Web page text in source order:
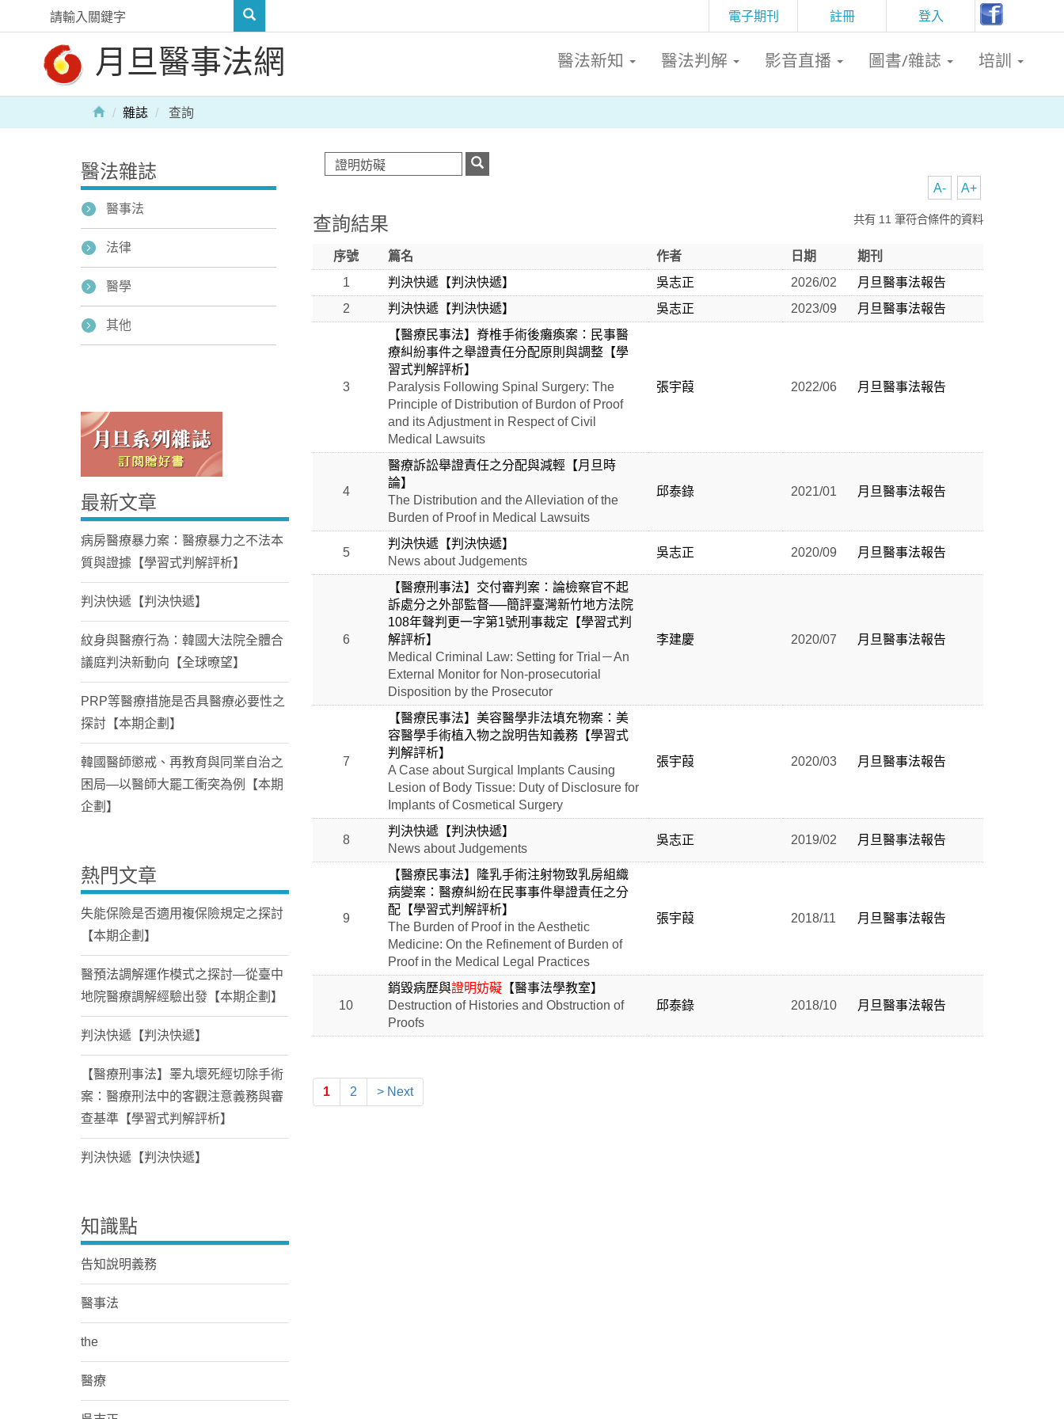
註冊 登入
電子期刊
月旦醫事法網 醫法新知 醫法判解 影音直播 圖書/雜誌 培訓
Home
雜誌 查詢
A+
A-
查詢結果 共有 11 筆符合條件的資料
序號 篇名 作者 日期
期刊
1
判決快遞【判決快遞】 吳志正 2026/02
月旦醫事法報告
2
判決快遞【判決快遞】 吳志正 2023/09 月旦醫事法報告
3
【醫療民事法】脊椎手術後癱瘓案：民事醫
療糾紛事件之舉證責任分配原則與調整【學
習式判解評析】
Paralysis Following Spinal Surgery: The
Principle of Distribution of Burdon of Proof
and its Adjustment in Respect of Civil
Medical Lawsuits
張宇葭 2022/06 月旦醫事法報告
4
醫療訴訟舉證責任之分配與減輕【月旦時
論】
The Distribution and the Alleviation of the
Burden of Proof in Medical Lawsuits
邱泰錄 2021/01 月旦醫事法報告
5
判決快遞【判決快遞】
News about Judgements
吳志正 2020/09 月旦醫事法報告
6
【醫療刑事法】交付審判案：論檢察官不起
訴處分之外部監督──簡評臺灣新竹地方法院
108年聲判更一字第1號刑事裁定【學習式判
解評析】
Medical Criminal Law: Setting for Trial－An
External Monitor for Non-prosecutorial
Disposition by the Prosecutor
李建慶 2020/07 月旦醫事法報告
7
【醫療民事法】美容醫學非法填充物案：美
容醫學手術植入物之說明告知義務【學習式
判解評析】
A Case about Surgical Implants Causing
Lesion of Body Tissue: Duty of Disclosure for
Implants of Cosmetical Surgery
張宇葭 2020/03 月旦醫事法報告
8
判決快遞【判決快遞】
News about Judgements
吳志正 2019/02 月旦醫事法報告
9
【醫療民事法】隆乳手術注射物致乳房組織
病變案：醫療糾紛在民事事件舉證責任之分
配【學習式判解評析】
The Burden of Proof in the Aesthetic
Medicine: On the Refinement of Burden of
Proof in the Medical Legal Practices
張宇葭 2018/11 月旦醫事法報告
10
銷毀病歷與證明妨礙【醫事法學教室】
Destruction of Histories and Obstruction of
Proofs
邱泰錄 2018/10 月旦醫事法報告
1 2 > Next
醫法雜誌
醫事法
法律
醫學
其他
最新文章
病房醫療暴力案：醫療暴力之不法本
質與證據【學習式判解評析】
判決快遞【判決快遞】
紋身與醫療行為：韓國大法院全體合
議庭判決新動向【全球暸望】
PRP等醫療措施是否具醫療必要性之
探討【本期企劃】
韓國醫師懲戒、再教育與同業自治之
困局—以醫師大罷工衝突為例【本期
企劃】
熱門文章
失能保險是否適用複保險規定之探討
【本期企劃】
醫預法調解運作模式之探討—從臺中
地院醫療調解經驗出發【本期企劃】
判決快遞【判決快遞】
【醫療刑事法】睪丸壞死經切除手術
案：醫療刑法中的客觀注意義務與審
查基準【學習式判解評析】
判決快遞【判決快遞】
知識點
告知說明義務
醫事法
the
醫療